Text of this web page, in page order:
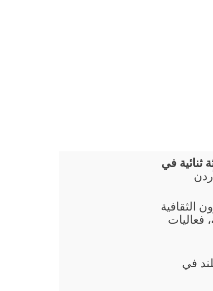
ثنائية في
الثقافية
فعاليات
في